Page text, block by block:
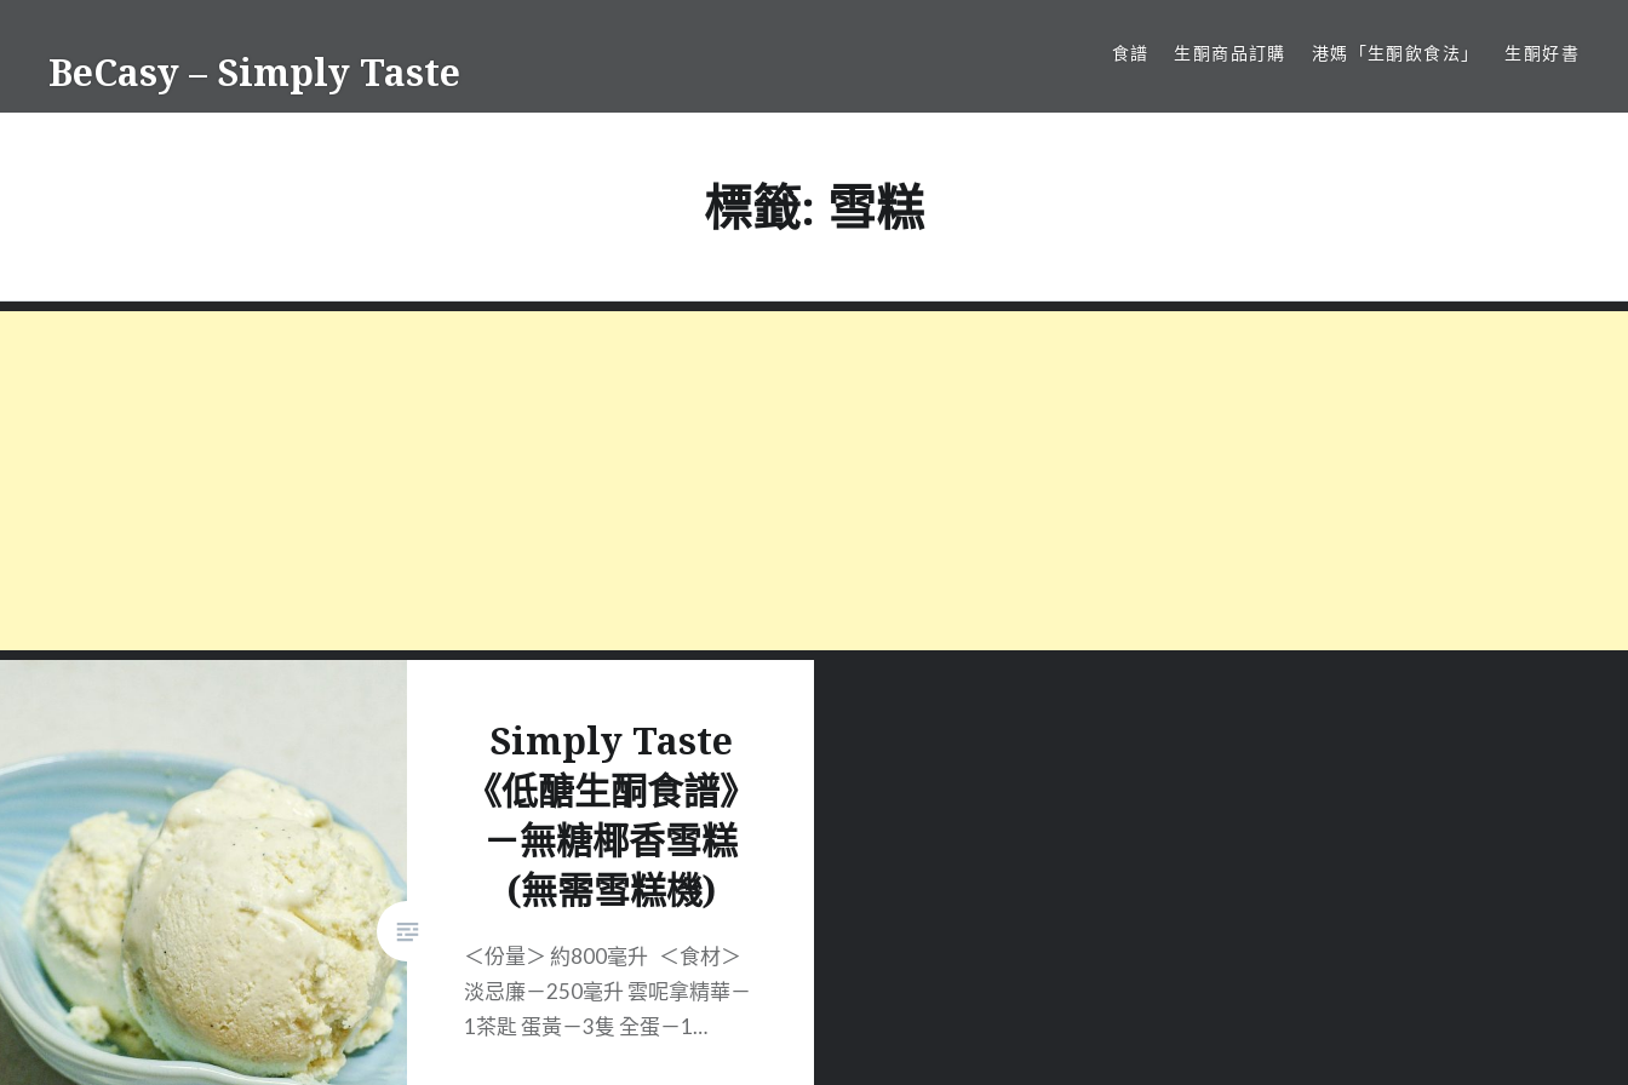
contentBeCasy – Simply Taste 食譜 生酮商品訂購 港媽「生酮飲食法」 生酮好書
標籤: 雪糕
Simply Taste
《低醣生酮食譜》
－無糖椰香雪糕
(無需雪糕機)
​＜份量＞ 約800毫升 ＜食材＞
淡忌廉－250毫升 雲呢拿精華－
1茶匙 蛋黃－3隻 全蛋－1…